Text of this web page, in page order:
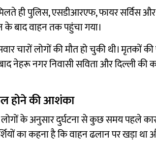
ही पुलिस, एसडीआरएफ, फायर सर्विस
बाद वाहन तक पहुंचा गया।
चारों लोगों की मौत हो चुकी थी। मृतकों
नेहरू नगर निवासी सविता और दिल्ली की
होने की आशंका
लोगों के अनुसार दुर्घटना से कुछ समय पहले
का कहना है कि वाहन ढलान पर